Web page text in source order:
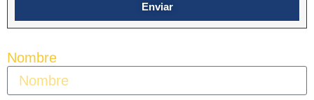
Enviar
Nombre